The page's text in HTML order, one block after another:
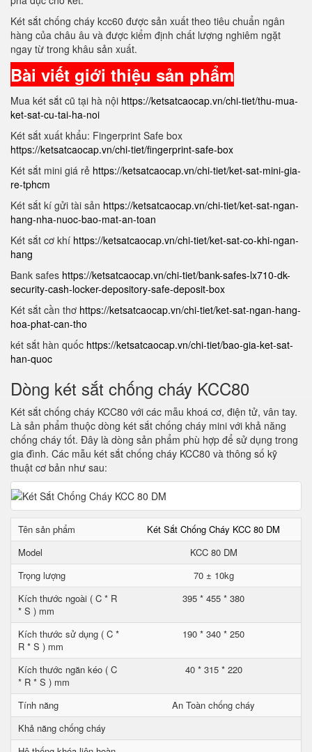
Két sắt chống cháy kcc60 được sản xuất theo tiêu chuẩn ngân
hàng của châu âu và được kiểm định chất lượng nghiêm ngặt
ngay từ trong khâu sản xuất.
Bài viết giới thiệu sản phẩm
Mua két sắt cũ tại hà nội https://ketsatcaocap.vn/chi-tiet/thu-mua-
ket-sat-cu-tai-ha-noi
Két sắt xuất khẩu: Fingerprint Safe box
https://ketsatcaocap.vn/chi-tiet/fingerprint-safe-box
Két sắt mini giá rẻ https://ketsatcaocap.vn/chi-tiet/ket-sat-mini-gia-
re-tphcm
Két sắt kí gửi tài sản https://ketsatcaocap.vn/chi-tiet/ket-sat-ngan-
hang-nha-nuoc-bao-mat-an-toan
Két sắt cơ khí https://ketsatcaocap.vn/chi-tiet/ket-sat-co-khi-ngan-
hang
Bank safes https://ketsatcaocap.vn/chi-tiet/bank-safes-lx710-dk-
security-cash-locker-depository-safe-deposit-box
Két sắt cần thơ https://ketsatcaocap.vn/chi-tiet/ket-sat-ngan-hang-
hoa-phat-can-tho
két sắt hàn quốc https://ketsatcaocap.vn/chi-tiet/bao-gia-ket-sat-
han-quoc
Dòng két sắt chống cháy KCC80
Két sắt chống cháy KCC80 với các mẫu khoá cơ, điện tử, vân tay.
Là sản phẩm thuộc dòng két sắt chống cháy mini với khả năng
chống cháy tốt. Đây là dòng sản phẩm phù hợp để sử dụng trong
gia đình. Các mẫu két sắt chống cháy KCC80 và thông số kỹ
thuật cơ bản như sau:
Tên sản phẩm
Két Sắt Chống Cháy KCC 80 DM
Model
KCC 80 DM
Trọng lượng
70 ± 10kg
Kích thước ngoài ( C * R
* S ) mm
395 * 455 * 380
Kích thước sử dụng ( C *
R * S ) mm
190 * 340 * 250
Kích thước ngăn kéo ( C
* R * S ) mm
40 * 315 * 220
Tính năng
An Toàn chống cháy
Khả năng chống cháy